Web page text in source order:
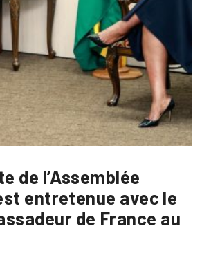
de l’Assemblée
entretenue avec le
de France au